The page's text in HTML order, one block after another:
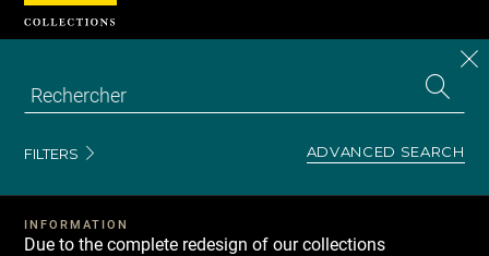
FILTERS ADVANCED SEARCH
INFORMATION
Due to the complete redesign of our collections
Cookies management panel